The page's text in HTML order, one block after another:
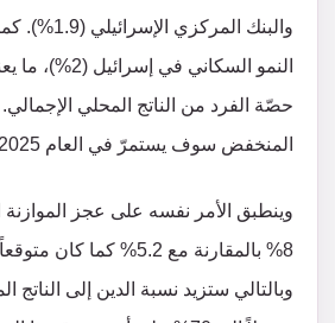
والبنك
النمو السكاني في
حصّة الفرد من الناتج المحلي الإجمالي.
المنخفض سوف يستمرّ في العام 2025.
وينطبق الأمر نفسه على عجز
8% بالمقارنة مع 5.2% كما
وبالتالي ستزيد نسبة الدين إلى الناتج